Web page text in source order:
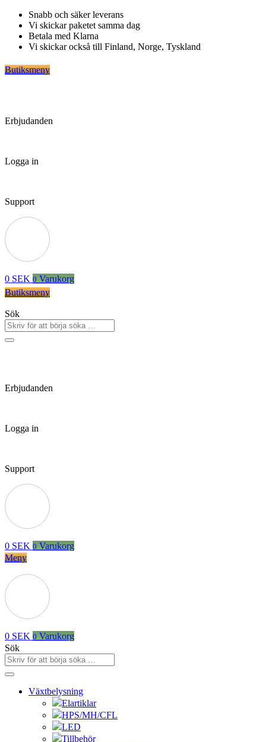
Hoppa
innehåll
Snabb och säker leverans
Vi skickar paketet samma dag
Betala med Klarna
Vi skickar också till Finland, Norge, Tyskland
Butiksmeny
Erbjudanden
Logga in
Support
0 SEK 0 Varukorg
Butiksmeny
Sök
Erbjudanden
Logga in
Support
0 SEK 0 Varukorg
Meny
0 SEK 0 Varukorg
Sök
Växtbelysning
Elartiklar
HPS/MH/CFL
LED
Tillbehör